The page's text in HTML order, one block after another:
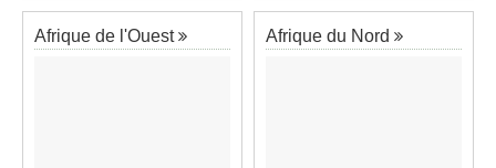
espoir - Le témoignage bouleversant
Congo-Kinshasa:Plan stratégique
d'Afrique lance officiellement son
'cheminement' vers la grande
Afrique de l'Ouest Afrique du Nord